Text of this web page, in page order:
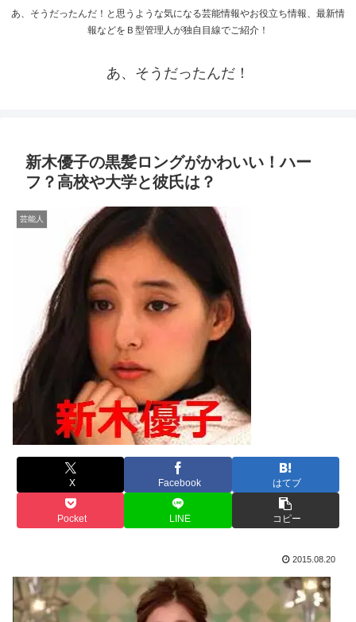
あ、そうだったんだ！と思うような気になる芸能情報やお役立ち情報、最新情
報などをＢ型管理人が独自目線でご紹介！
あ、そうだったんだ！
新木優子の黒髪ロングがかわいい！ハー
フ？高校や大学と彼氏は？
芸能人
X Facebook はてブ
Pocket LINE コピー
2015.08.20